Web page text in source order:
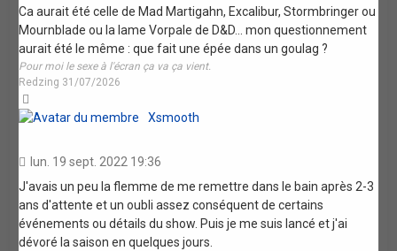
Ca aurait été celle de Mad Martigahn, Excalibur, Stormbringer ou
Mournblade ou la lame Vorpale de D&D... mon questionnement
aurait été le même : que fait une épée dans un goulag ?
Pour moi le sexe à l'écran ça va ça vient.
Redzing 31/07/2026
Xsmooth
lun. 19 sept. 2022 19:36
J'avais un peu la flemme de me remettre dans le bain après 2-3
ans d'attente et un oubli assez conséquent de certains
événements ou détails du show. Puis je me suis lancé et j'ai
dévoré la saison en quelques jours.